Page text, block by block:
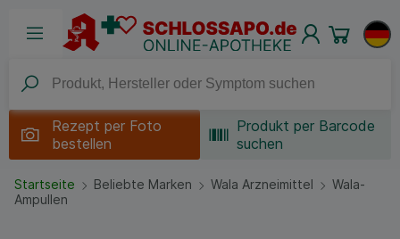
Rezept per Foto
bestellen
Produkt per Barcode
suchen
Startseite Beliebte Marken Wala Arzneimittel
Wala-
Ampullen